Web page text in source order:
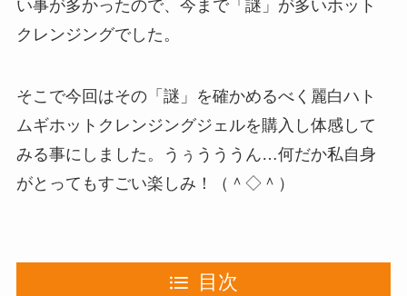
い事が多かったので、今まで「謎」が多いホット
クレンジングでした。
そこで今回はその「謎」を確かめるべく麗白ハト
ムギホットクレンジングジェルを購入し体感して
みる事にしました。うぅうううん…何だか私自身
がとってもすごい楽しみ！（＾◇＾）
目次